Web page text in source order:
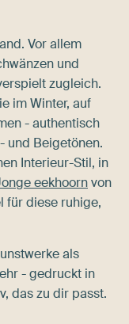
Vor allem
und
zugleich.
im Winter, auf
- authentisch
und Beigetönen.
Interieur-Stil, in
eekhoornvon
für diese ruhige,
als
- gedruckt in
das zu dir passt.